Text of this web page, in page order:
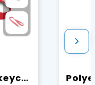
Polyester zeefdruk keycord